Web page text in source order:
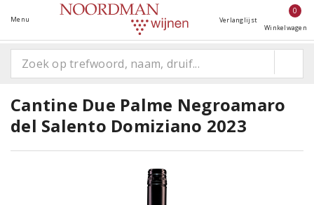
Menu Verlanglijst
0
Winkelwagen
Cantine Due Palme Negroamaro
del Salento Domiziano 2023